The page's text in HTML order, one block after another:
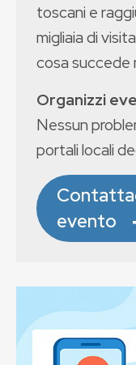
toscani e
migliaia di
cosa succede
Organizzi
Nessun
portali locali
evento